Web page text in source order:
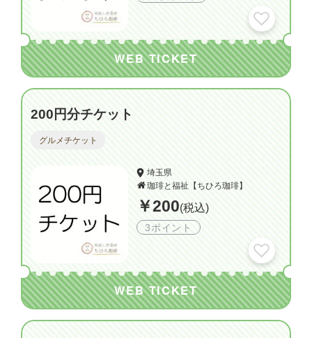
WEB TICKET
200円分チケット
グルメチケット
埼玉県
珈琲と福祉【ちひろ珈琲】
￥200(税込)
3ポイント
WEB TICKET